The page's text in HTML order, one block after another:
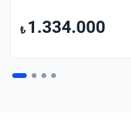
₺ 1.334.000